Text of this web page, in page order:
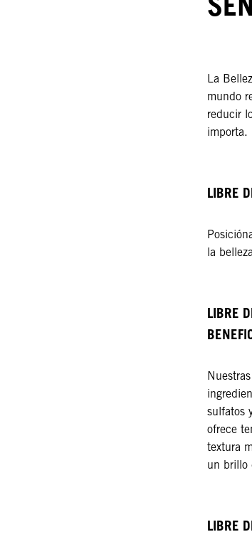
La
mundo
reducir
importa.​​
LIBRE
la
LIBRE
sulfatos
ofrece
textura
un brillo
LIBRE